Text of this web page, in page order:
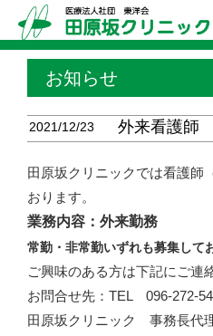
お知らせ
2021/12/23 外来看護師
田原坂クリニックでは看護師
おります。
業務内容：外来勤務
常勤・非常勤いずれも募集して
ご興味のある方は下記にご連
お問合せ先：TEL 096-272-
田原坂クリニック 事務長